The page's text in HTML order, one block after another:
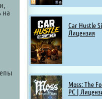
Car Hustle
Лицензия
Moss: The
PC |
на